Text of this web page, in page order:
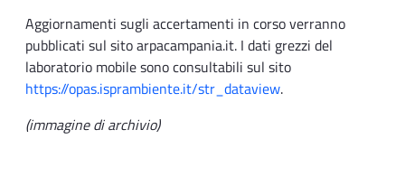
Aggiornamenti sugli accertamenti in corso verranno
pubblicati sul sito arpacampania.it. I dati grezzi del
laboratorio mobile sono consultabili sul sito
https://opas.isprambiente.it/str_dataview.
(immagine di archivio)